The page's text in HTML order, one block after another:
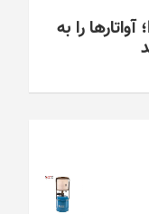
بازی/ Pastel Friends؛ آواتارها را به